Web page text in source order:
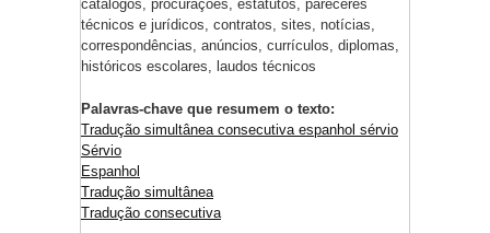
catálogos, procurações, estatutos, pareceres
técnicos e jurídicos, contratos, sites, notícias,
correspondências, anúncios, currículos, diplomas,
históricos escolares, laudos técnicos
Palavras-chave que resumem o texto:
Tradução simultânea consecutiva espanhol sérvio
Sérvio
Espanhol
Tradução simultânea
Tradução consecutiva